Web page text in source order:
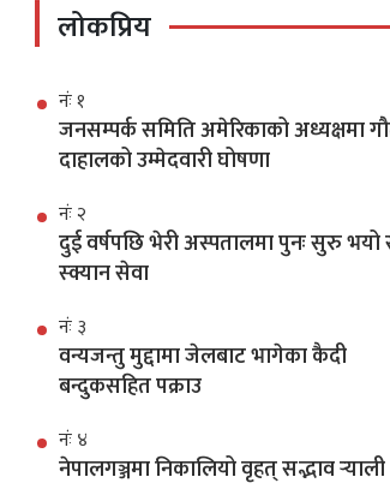
लोकप्रिय
नंः १
जनसम्पर्क समिति अमेरिकाको अध्यक्षमा
दाहालको उम्मेदवारी घोषणा
नंः २
दुई वर्षपछि भेरी अस्पतालमा पुनः सुरु भयो
स्क्यान सेवा
नंः ३
वन्यजन्तु मुद्दामा जेलबाट भागेका कैदी
बन्दुकसहित पक्राउ
नंः ४
नेपालगञ्जमा निकालियो वृहत् सद्भाव र्‍याली